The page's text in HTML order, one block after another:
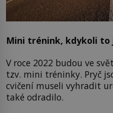
Mini trénink, kdykoli to
V roce 2022 budou ve
tzv. mini tréninky. Pryč
cvičení museli vyhradit
také odradilo.